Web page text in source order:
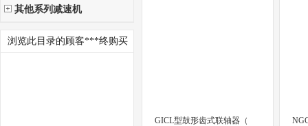
其他系列减速机
浏览此目录的顾客***终购买
GICL型鼓形齿式联轴器（